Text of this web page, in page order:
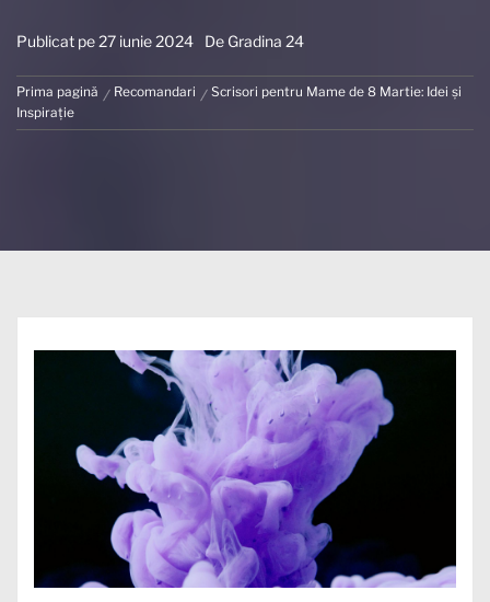
Publicat pe 27 iunie 2024 De Gradina 24
Prima pagină Recomandari
Scrisori pentru Mame de 8 Martie: Idei și
Inspirație